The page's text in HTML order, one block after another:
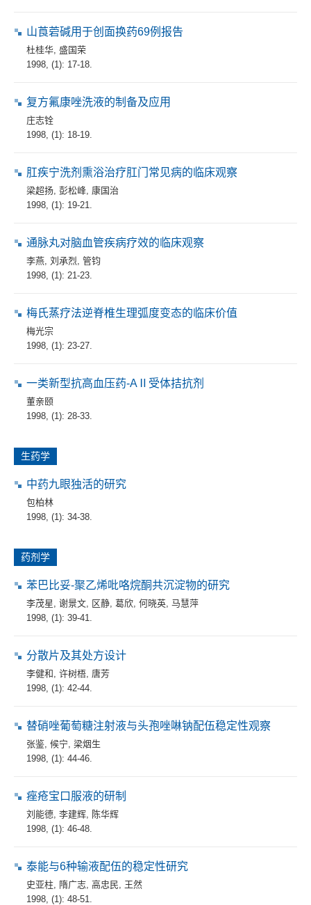
山莨菪碱用于创面换药69例报告
杜桂华 盛国荣
1998, (1): 17-18.
复方氟康唑洗液的制备及应用
庄志铨
1998, (1): 18-19.
肛疾宁洗剂熏浴治疗肛门常见病的临床观察
梁超扬 彭松峰 康国治
1998, (1): 19-21.
通脉丸对脑血管疾病疗效的临床观察
李燕 刘承烈 管钧
1998, (1): 21-23.
梅氏蒸疗法逆脊椎生理弧度变态的临床价值
梅光宗
1998, (1): 23-27.
一类新型抗高血压药-AⅡ受体拮抗剂
董亲颐
1998, (1): 28-33.
生药学
中药九眼独活的研究
包柏林
1998, (1): 34-38.
药剂学
苯巴比妥-聚乙烯吡咯烷酮共沉淀物的研究
李茂星 谢景文 区静 葛欣 何晓英 马慧萍
1998, (1): 39-41.
分散片及其处方设计
李健和 许树梧 唐芳
1998, (1): 42-44.
替硝唑葡萄糖注射液与头孢唑啉钠配伍稳定性观察
张鉴 候宁 梁烟生
1998, (1): 44-46.
痤疮宝口服液的研制
刘能德 李建辉
陈华辉
1998, (1): 46-48.
泰能与6种输液配伍的稳定性研究
史亚柱 隋广志 高忠民
王然
1998, (1): 48-51.